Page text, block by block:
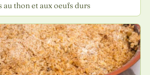
au thon et aux oeufs durs